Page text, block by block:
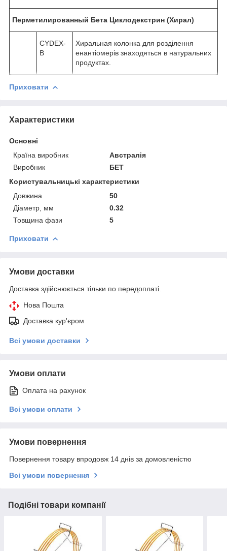
Перметилированный Бета Циклодекстрин (Хирал)
CYDEX-
B
Хиральная колонка для розділення
енантіомерів знаходяться в натуральних
продуктах.
Приховати
Характеристики
Основні
Країна виробник
Австралія
Виробник
БЕТ
Користувальницькі характеристики
Довжина
50
Діаметр, мм
0.32
Товщина фази
5
Приховати
Умови доставки
Доставка здійснюється тільки по передоплаті.
Нова Пошта
Доставка кур'єром
Всі умови доставки
Умови оплати
Оплата на рахунок
Всі умови оплати
Умови повернення
Повернення товару впродовж 14 днів за домовленістю
Всі умови повернення
Подібні товари компанії